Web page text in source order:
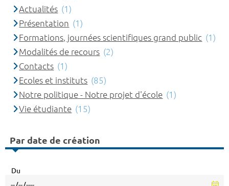
Actualités (1)
Présentation (1)
Formations, journées scientifiques grand public (1)
Modalités de recours (2)
Contacts (1)
Ecoles et instituts (85)
Notre politique - Notre projet d'école (1)
Vie étudiante (15)
Par date de création
Du